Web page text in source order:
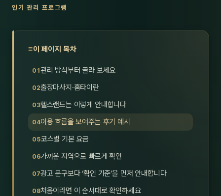
경북
1인
인기 관리 프로그램
이 페이지 목차
관리 방식부터 골라 보세요
출장마사지·홈타이란
헬스랜드는 이렇게 안내합니다
이용 흐름을 보여주는 후기 예시
코스별 기본 요금
가까운 지역으로 빠르게 확인
광고 문구보다 ‘확인 기준’을 먼저 안내합니다
처음이라면 이 순서대로 확인하세요